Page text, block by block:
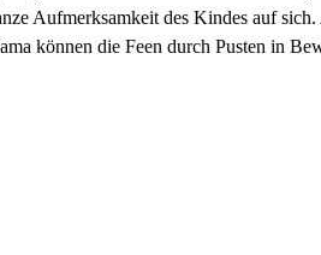
Aufmerksamkeit des Kindes auf
können die Feen durch Pusten in